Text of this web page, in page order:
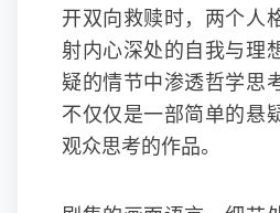
开双向救赎时，两个人
射内心深处的自我与理
疑的情节中渗透哲学思
不仅仅是一部简单的悬
观众思考的作品。